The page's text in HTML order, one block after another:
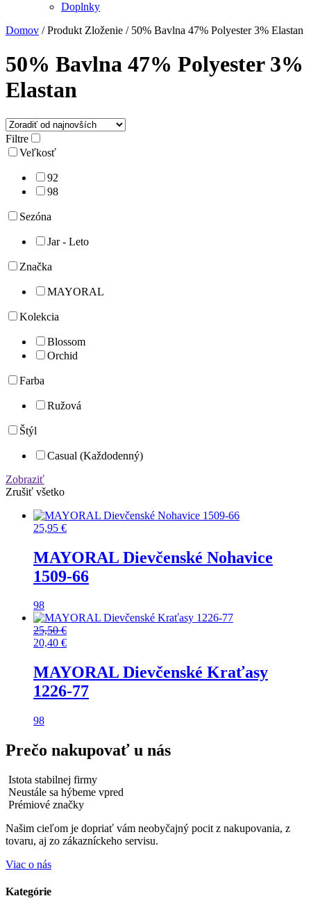
Doplnky
Domov / Produkt Zloženie / 50% Bavlna 47% Polyester 3% Elastan
50% Bavlna 47% Polyester 3%
Elastan
Filtre
Veľkosť
92
98
Sezóna
Jar - Leto
Značka
MAYORAL
Kolekcia
Blossom
Orchid
Farba
Ružová
Štýl
Casual (Každodenný)
Zobraziť
Zrušiť všetko
25,95 €
MAYORAL Dievčenské Nohavice
1509-66
98
25,50€
20,40 €
MAYORAL Dievčenské Kraťasy
1226-77
98
Prečo nakupovať u nás
Istota stabilnej firmy
Neustále sa hýbeme vpred
Prémiové značky
Našim cieľom je dopriať vám neobyčajný pocit z nakupovania, z
tovaru, aj zo zákazníckeho servisu.
Viac o nás
Kategórie